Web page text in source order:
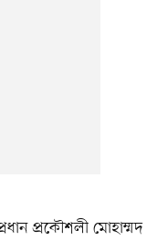
প্রকৌশলী মোহাম্মদ